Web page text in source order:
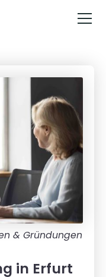
in Erfurt
& Gründungen